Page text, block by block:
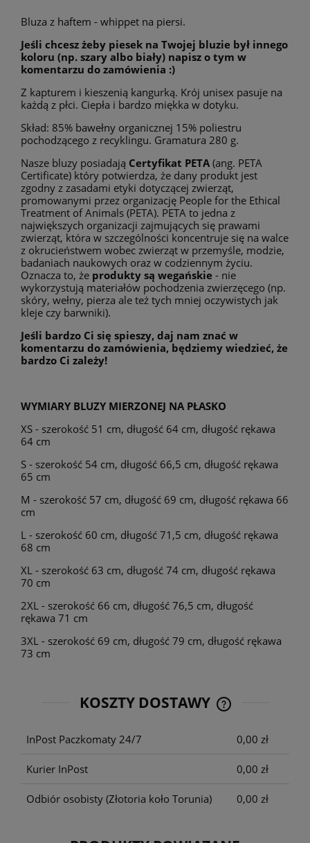
Bluza z haftem - whippet na piersi.
Jeśli chcesz żeby piesek na Twojej bluzie był innego
koloru (np. szary albo biały) napisz o tym w
komentarzu do zamówienia :)
Z kapturem i kieszenią kangurką. Krój unisex pasuje na
każdą z płci. Ciepła i bardzo miękka w dotyku.
Skład: 85% bawełny organicznej 15% poliestru
pochodzącego z recyklingu. Gramatura 280 g.
Nasze bluzy posiadają Certyfikat PETA (ang. PETA
Certificate) który potwierdza, że dany produkt jest
zgodny z zasadami etyki dotyczącej zwierząt,
promowanymi przez organizację People for the Ethical
Treatment of Animals (PETA). PETA to jedna z
największych organizacji zajmujących się prawami
zwierząt, która w szczególności koncentruje się na walce
z okrucieństwem wobec zwierząt w przemyśle, modzie,
badaniach naukowych oraz w codziennym życiu.
Oznacza to, że produkty są wegańskie - nie
wykorzystują materiałów pochodzenia zwierzęcego (np.
skóry, wełny, pierza ale też tych mniej oczywistych jak
kleje czy barwniki).
Jeśli bardzo Ci się spieszy, daj nam znać w
komentarzu do zamówienia, będziemy wiedzieć, że
bardzo Ci zależy!
WYMIARY BLUZY MIERZONEJ NA PŁASKO
XS - szerokość 51 cm, długość 64 cm, długość rękawa
64 cm
S - szerokość 54 cm, długość 66,5 cm, długość rękawa
65 cm
M - szerokość 57 cm, długość 69 cm, długość rękawa 66
cm
L - szerokość 60 cm, długość 71,5 cm, długość rękawa
68 cm
XL - szerokość 63 cm, długość 74 cm, długość rękawa
70 cm
2XL - szerokość 66 cm, długość 76,5 cm, długość
rękawa 71 cm
3XL - szerokość 69 cm, długość 79 cm, długość rękawa
73 cm
KOSZTY DOSTAWY
CENA NIE
InPost Paczkomaty 24/7 0,00 zł
Kurier InPost 0,00 zł
Odbiór osobisty (Złotoria koło Torunia) 0,00 zł